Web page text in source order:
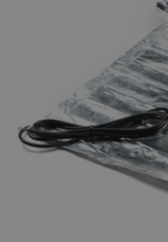
GEREEDSCHAP
gereedschap pakket